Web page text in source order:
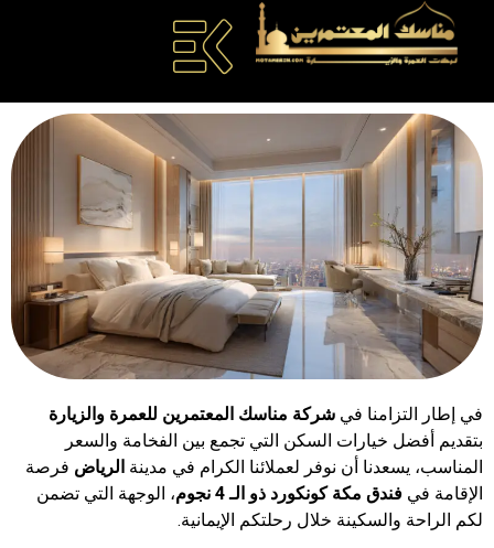
في إطار التزامنا في شركة مناسك المعتمرين للعمرة والزيارة
بتقديم أفضل خيارات السكن التي تجمع بين الفخامة والسعر
المناسب، يسعدنا أن نوفر لعملائنا الكرام في مدينة الرياض فرصة
الإقامة في فندق مكة كونكورد ذو الـ 4 نجوم
، الوجهة التي تضمن
لكم الراحة والسكينة خلال رحلتكم الإيمانية.